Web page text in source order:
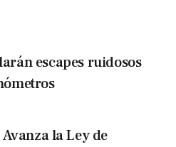
escapes ruidosos
Avanza la Ley de